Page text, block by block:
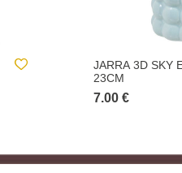
CONJUNTO
CANA DE
3.00 €